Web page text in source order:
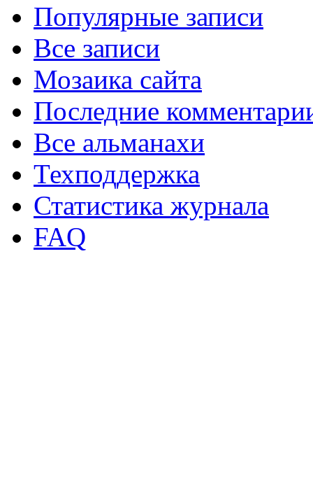
Популярные записи
Все записи
Мозаика сайта
Последние
Все альманахи
Техподдержка
Статистика журнала
FAQ